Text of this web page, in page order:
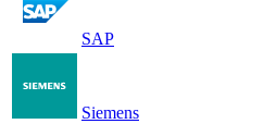
SAP
Siemens